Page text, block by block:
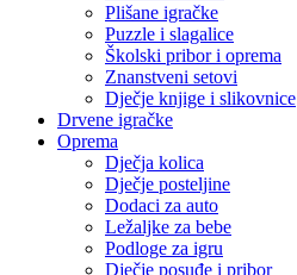
Plišane igračke
Puzzle i slagalice
Školski pribor i oprema
Znanstveni setovi
Dječje knjige i slikovnice
Drvene igračke
Oprema
Dječja kolica
Dječje posteljine
Dodaci za auto
Ležaljke za bebe
Podloge za igru
Dječje posuđe i pribor